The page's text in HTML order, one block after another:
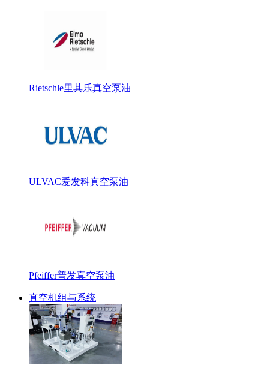
Rietschle里其乐真空泵油
ULVAC爱发科真空泵油
Pfeiffer普发真空泵油
真空机组与系统